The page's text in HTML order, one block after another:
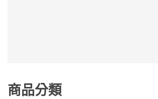
商品分類